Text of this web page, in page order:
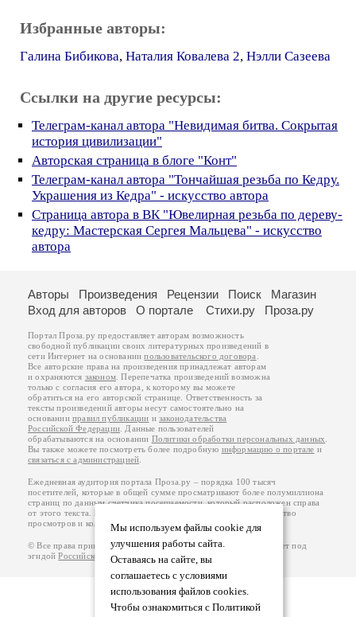
Избранные авторы:
Галина Бибикова, Наталия Ковалева 2, Нэлли Сазеева
Ссылки на другие ресурсы:
Телеграм-канал автора "Невидимая битва. Сокрытая
история цивилизации"
Авторская страница в блоге "Конт"
Телеграм-канал автора "Тончайшая резьба по Кедру.
Украшения из Кедра" - искусство автора
Страница автора в ВК "Ювелирная резьба по дереву-
кедру: Мастерская Сергея Мальцева" - искусство
автора
Мы используем файлы cookie для
улучшения работы сайта.
Оставаясь на сайте, вы
соглашаетесь с условиями
использования файлов cookies.
Чтобы ознакомиться с Политикой
Авторы Произведения Рецензии Поиск
Магазин
Вход для авторов
О портале Стихи.ру Проза.ру
Портал Проза.ру предоставляет авторам возможность
свободной публикации своих литературных произведений в
сети Интернет на основаниипользовательского договора.
Все авторские права на произведения принадлежат авторам
и охраняются законом. Перепечатка произведений возможна
только с согласия его автора, к которому вы можете
обратиться на его авторской странице. Ответственность за
тексты произведений авторы несут самостоятельно на
основанииправил публикации изаконодательства
Российской Федерации. Данные пользователей
обрабатываются на основании Политики обработки персональных данных.
Вы также можете посмотреть более подробную информацию о портале и
связаться с администрацией.
Ежедневная аудитория портала Проза.ру – порядка 100 тысяч
посетителей, которые в общей сумме просматривают более полумиллиона
страниц по данным счетчика посещаемости, который расположен справа
от этого текста. В каждой графе указано по две цифры: количество
просмотров и количество посетителей.
© Все права принадлежат авторам, 2000-2026. Портал работает под
эгидойРоссийского союза писателей.18+